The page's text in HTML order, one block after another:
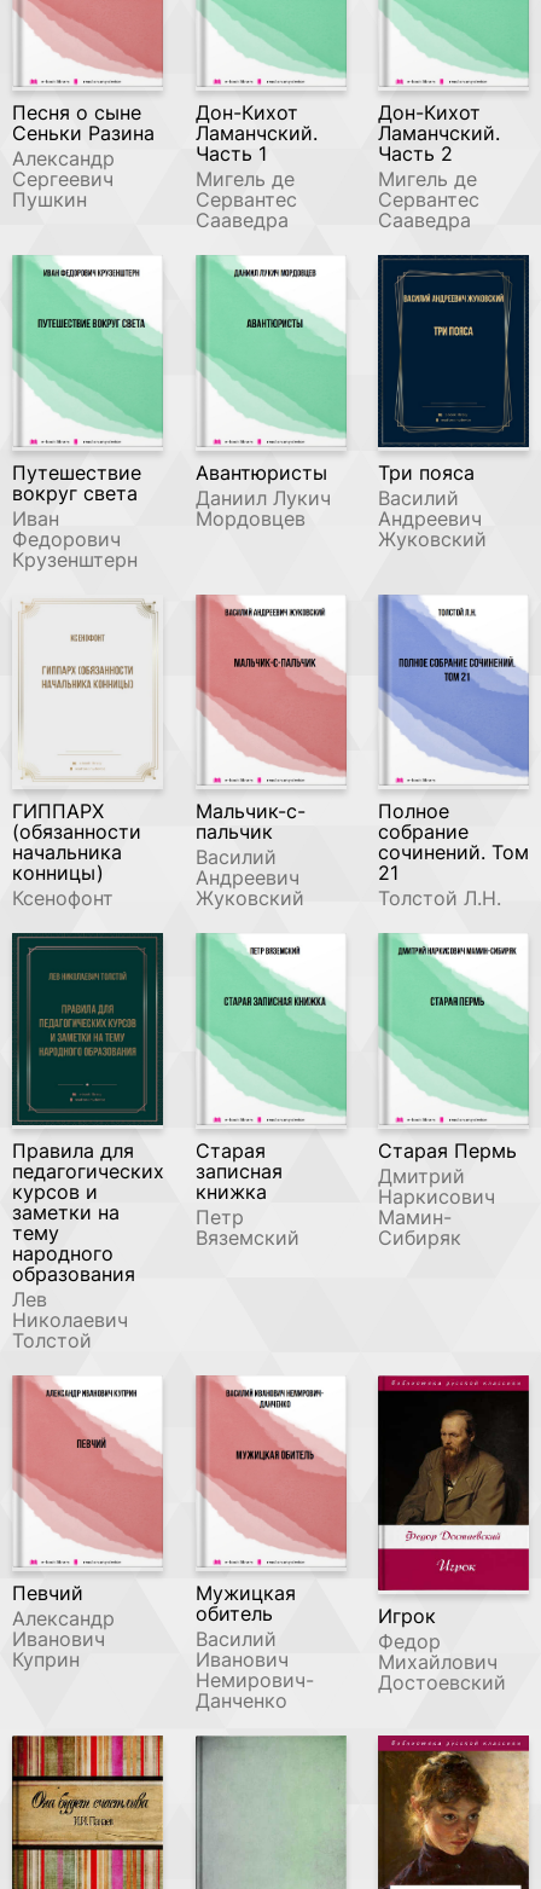
Песня о сыне
Сеньки Разина
Александр
Сергеевич
Пушкин
Дон-Кихот
Ламанчский.
Часть 1
Мигель де
Сервантес
Сааведра
Дон-Кихот
Ламанчский.
Часть 2
Мигель де
Сервантес
Сааведра
Путешествие
вокруг света
Иван
Федорович
Крузенштерн
Авантюристы
Даниил Лукич
Мордовцев
Три пояса
Василий
Андреевич
Жуковский
ГИППАРХ
(обязанности
начальника
конницы)
Ксенофонт
Мальчик-с-
пальчик
Василий
Андреевич
Жуковский
Полное
собрание
сочинений. Том
21
Толстой Л.Н.
Правила для
педагогических
курсов и
заметки на
тему
народного
образования
Лев
Николаевич
Толстой
Старая
записная
книжка
Петр
Вяземский
Старая Пермь
Дмитрий
Наркисович
Мамин-
Сибиряк
Певчий
Александр
Иванович
Куприн
Мужицкая
обитель
Василий
Иванович
Немирович-
Данченко
Игрок
Федор
Михайлович
Достоевский